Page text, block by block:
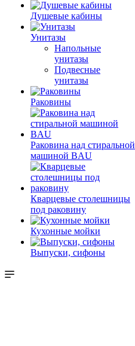
Душевые кабины
Унитазы
Напольные
унитазы
Подвесные
унитазы
Раковины
Раковина над стиральной
машиной BAU
Кварцевые столешницы
под раковину
Кухонные мойки
Выпуски, сифоны